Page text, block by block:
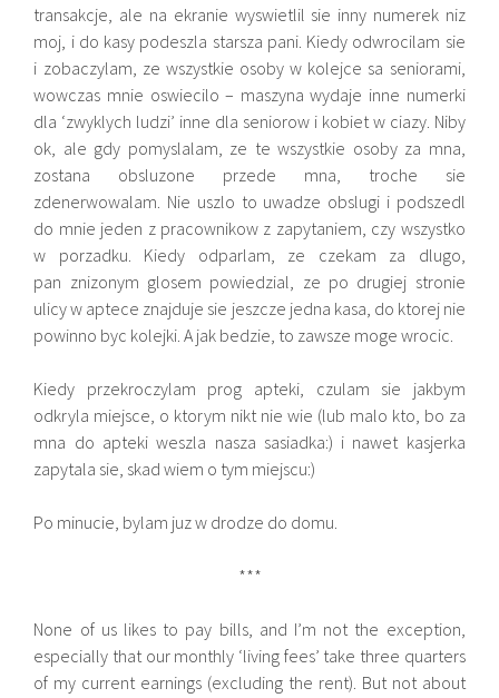
transakcje, ale na ekranie wyswietlil sie inny numerek niz
moj, i do kasy podeszla starsza pani. Kiedy odwrocilam sie
i zobaczylam, ze wszystkie osoby w kolejce sa seniorami,
wowczas mnie oswiecilo – maszyna wydaje inne numerki
dla ‘zwyklych ludzi’ inne dla seniorow i kobiet w ciazy. Niby
ok, ale gdy pomyslalam, ze te wszystkie osoby za mna,
zostana obsluzone przede mna, troche sie
zdenerwowalam. Nie uszlo to uwadze obslugi i podszedl
do mnie jeden z pracownikow z zapytaniem, czy wszystko
w porzadku. Kiedy odparlam, ze czekam za dlugo,
pan znizonym glosem powiedzial, ze po drugiej stronie
ulicy w aptece znajduje sie jeszcze jedna kasa, do ktorej nie
powinno byc kolejki. A jak bedzie, to zawsze moge wrocic.
Kiedy przekroczylam prog apteki, czulam sie jakbym
odkryla miejsce, o ktorym nikt nie wie (lub malo kto, bo za
mna do apteki weszla nasza sasiadka:) i nawet kasjerka
zapytala sie, skad wiem o tym miejscu:)
Po minucie, bylam juz w drodze do domu.
***
None of us likes to pay bills, and I’m not the exception,
especially that our monthly ‘living fees’ take three quarters
of my current earnings (excluding the rent). But not about